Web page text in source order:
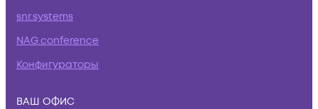
snr.systems
NAG.conference
Конфигураторы
ВАШ ОФИС